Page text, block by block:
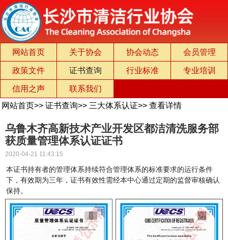
网站首页 关于协会 协会动态 会员管理
政策文件 证书查询 行业标准 专业培训
信用之声
联系我们
网站首页>> 证书查询>> 三大体系认证>> 查看详情
乌鲁木齐高新技术产业开发区都洁清洗服务部
获质量管理体系认证证书
2020-04-21 11:43:15
本证书持有者的管理体系持续符合管理体系的标准要求的运行条件
下，有效期为三年，证书有效性需经本中心通过定期的监督审核确认
保持。